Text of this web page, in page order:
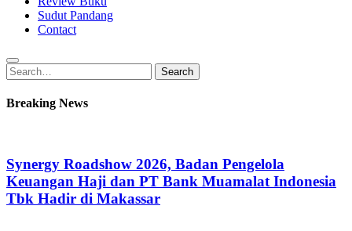
Sudut Pandang
Contact
Search
for:
Search
Breaking News
Synergy Roadshow 2026, Badan Pengelola
Keuangan Haji dan PT Bank Muamalat Indonesia
Tbk Hadir di Makassar